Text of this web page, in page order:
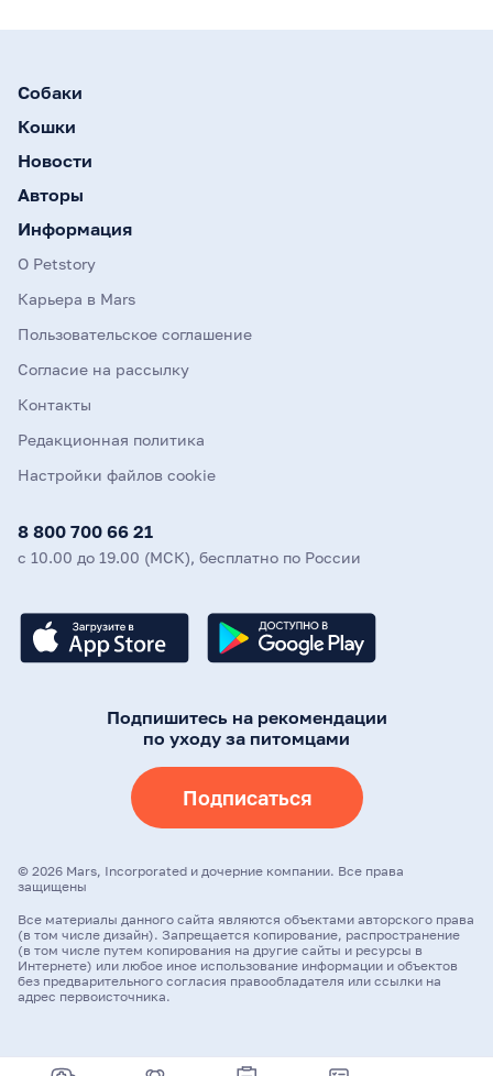
Собаки
Кошки
Новости
Авторы
Информация
О Petstory
Карьера в Mars
Пользовательское соглашение
Согласие на рассылку
Контакты
Редакционная политика
Настройки файлов cookie
8 800 700 66 21
с 10.00 до 19.00 (МСК), бесплатно по России
Подпишитесь на рекомендации
по уходу за питомцами
Подписаться
© 2026 Mars, Incorporated и дочерние компании. Все права
защищены
Все материалы данного сайта являются объектами авторского права
(в том числе дизайн). Запрещается копирование, распространение
(в том числе путем копирования на другие сайты и ресурсы в
Интернете) или любое иное использование информации и объектов
без предварительного согласия правообладателя или ссылки на
адрес первоисточника.